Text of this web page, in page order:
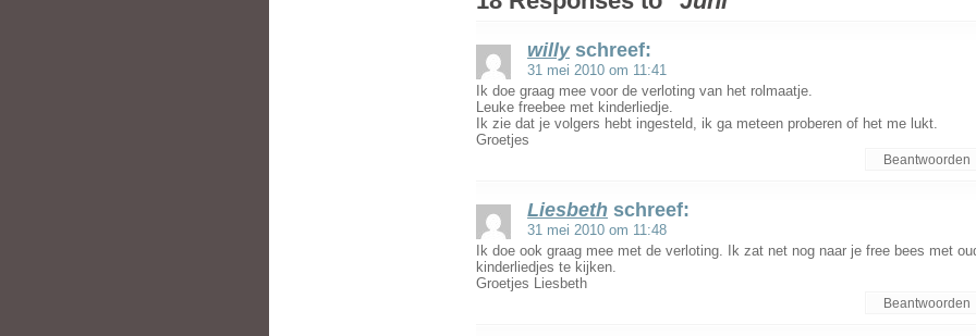
willy schreef:
31 mei 2010 om 11:41
Ik doe graag mee voor de verloting van het rolmaatje.
Leuke freebee met kinderliedje.
Ik zie dat je volgers hebt ingesteld, ik ga meteen proberen of het me lukt.
Groetjes
Beantwoorden
Liesbeth schreef:
31 mei 2010 om 11:48
Ik doe ook graag mee met de verloting. Ik zat net nog naar je free bees met
kinderliedjes te kijken.
Groetjes Liesbeth
Beantwoorden